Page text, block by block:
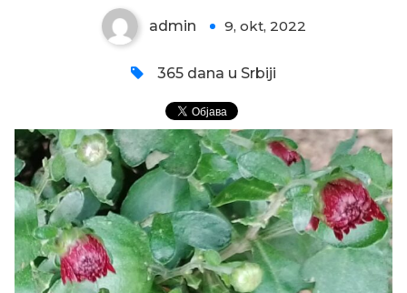
admin 9, okt, 2022
365 dana u Srbiji